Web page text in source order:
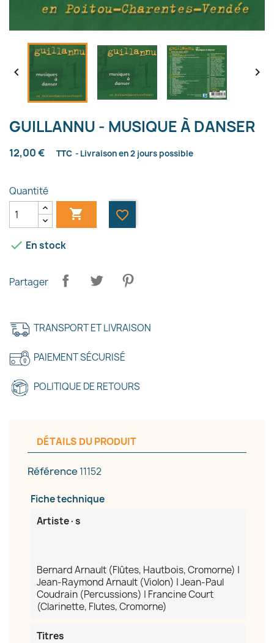
 
GUILLANNU - MUSIQUE À DANSER
12,00 € TTC Livraison en 2 jours possible
Quantité
 favorite_border
 En stock
Partager
TRANSPORT ET LIVRAISON
PAIEMENT SÉCURISÉ
POLITIQUE DE RETOURS
DÉTAILS DU PRODUIT
Référence 11152
Fiche technique
Artiste·s
Bernard Arnault (Flûtes, Hautbois, Cromorne) |
Jean-Raymond Arnault (Violon) | Jean-Paul
Coudrain (Percussions) | Francine Court
(Clarinette, Flutes, Cromorne)
Titres